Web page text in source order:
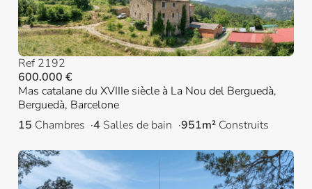
Ref 2192
600.000 €
Mas catalane du XVIIIe siècle à La Nou del Berguedà,
Berguedà, Barcelone
15 Chambres 4 Salles de bain 951m² Construits